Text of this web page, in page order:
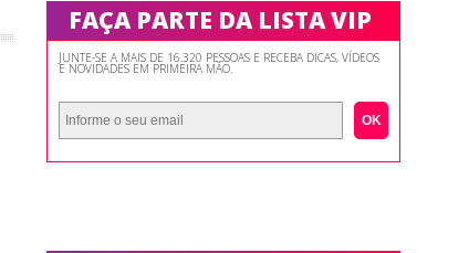
FAÇA PARTE DA LISTA VIP
JUNTE-SE A MAIS DE 16.320 PESSOAS E RECEBA DICAS, VÍDEOS
E NOVIDADES EM PRIMEIRA MÃO.
OK